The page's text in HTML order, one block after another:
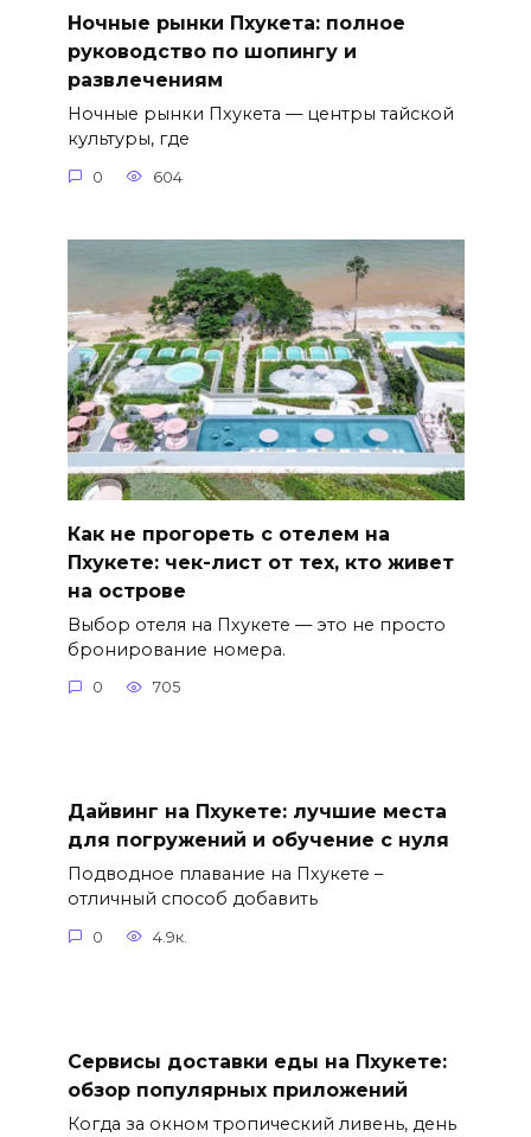
Ночные рынки Пхукета: полное
руководство по шопингу и
развлечениям
Ночные рынки Пхукета — центры тайской
культуры, где
0 604
Как не прогореть с отелем на
Пхукете: чек-лист от тех, кто живет
на острове
Выбор отеля на Пхукете — это не просто
бронирование номера.
0 705
Дайвинг на Пхукете: лучшие места
для погружений и обучение с нуля
Подводное плавание на Пхукете –
отличный способ добавить
0 4.9к.
Сервисы доставки еды на Пхукете:
обзор популярных приложений
Когда за окном тропический ливень, день